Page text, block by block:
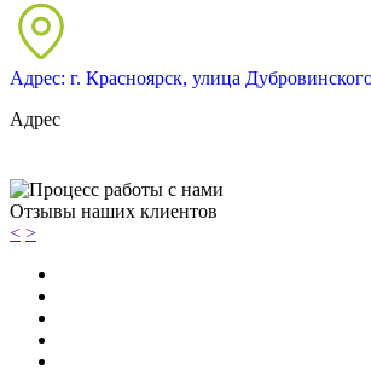
Адрес: г. Красноярск, улица
Адрес
Отзывы наших клиентов
< >